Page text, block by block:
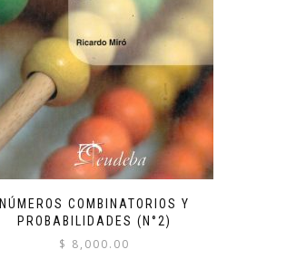
NÚMEROS COMBINATORIOS Y
PROBABILIDADES (N°2)
$ 8,000.00